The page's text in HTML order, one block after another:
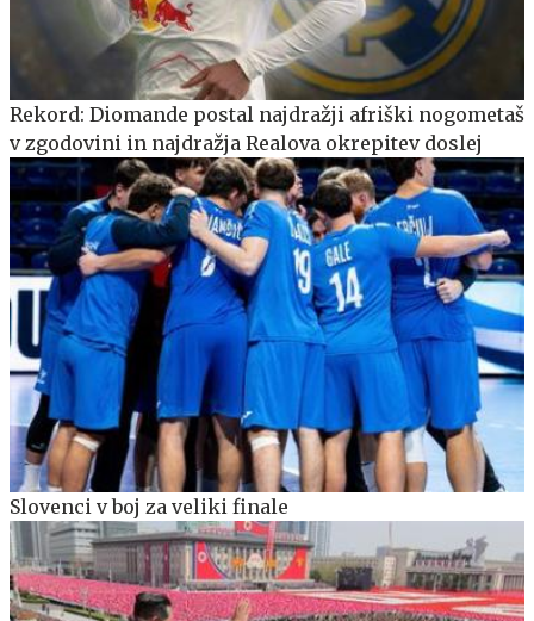
Rekord: Diomande postal najdražji afriški nogometaš
v zgodovini in najdražja Realova okrepitev doslej
Slovenci v boj za veliki finale